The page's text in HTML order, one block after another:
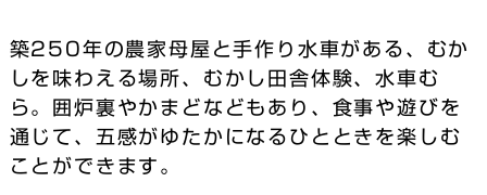
築250年の農家母屋と手作り水車がある、むか
しを味わえる場所、むかし田舎体験、水車む
ら。囲炉裏やかまどなどもあり、食事や遊びを
通じて、五感がゆたかになるひとときを楽しむ
ことができます。